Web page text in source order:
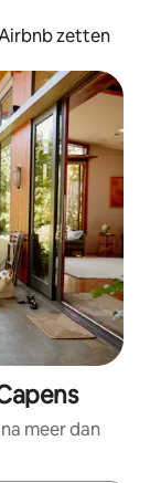
zetten
meer dan